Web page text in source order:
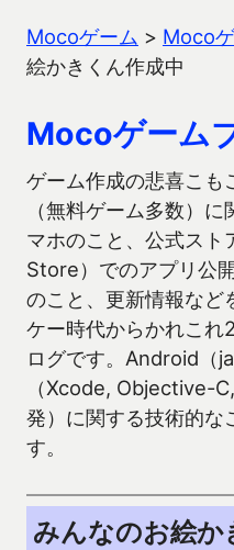
Mocoゲーム > Moco
絵かきくん作成中
Mocoゲーム
ゲーム作成の悲喜こも
（無料ゲーム多数）
マホのこと、公式ス
Store）でのアプリ公
のこと、更新情報など
ケー時代からかれこ
ログです。Android（
（Xcode, Objective-
発）に関する技術的な
す。
みんなのお絵か